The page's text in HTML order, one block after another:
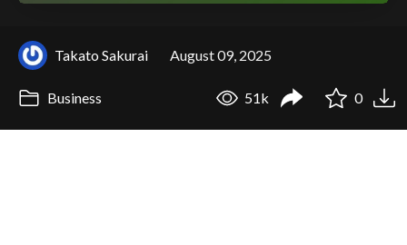
Takato Sakurai August 09, 2025
Business 51k 0